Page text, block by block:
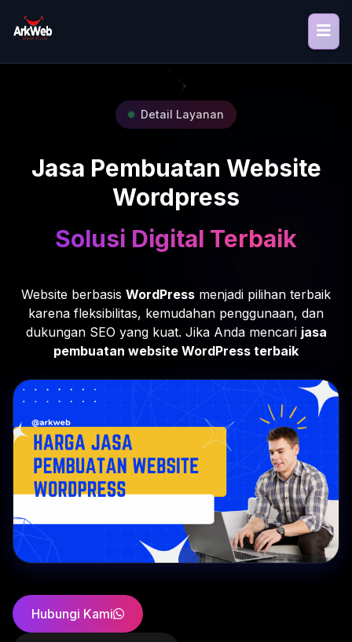
Detail Layanan
Jasa Pembuatan Website
Wordpress
Solusi Digital Terbaik
Website berbasis WordPress menjadi pilihan terbaik
karena fleksibilitas, kemudahan penggunaan, dan
dukungan SEO yang kuat. Jika Anda mencari jasa
pembuatan website WordPress terbaik
Hubungi Kami